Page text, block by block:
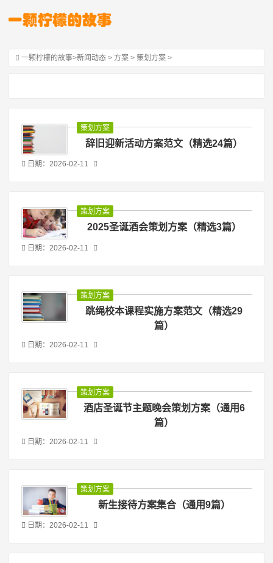
一颗柠檬的故事>新闻动态 > 方案 > 策划方案 >
策划方案
辞旧迎新活动方案范文（精选24篇）
日期：2026-02-11
策划方案
2025圣诞酒会策划方案（精选3篇）
日期：2026-02-11
策划方案
跳绳校本课程实施方案范文（精选29
篇）
日期：2026-02-11
策划方案
酒店圣诞节主题晚会策划方案（通用6
篇）
日期：2026-02-11
策划方案
新生接待方案集合（通用9篇）
日期：2026-02-11